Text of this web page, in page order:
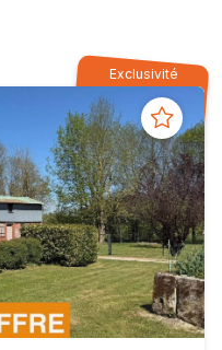
Exclusivité